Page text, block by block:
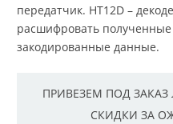
передатчик. HT12D –
расшифровать
закодированные данные.
ПРИВЕЗЕМ ПОД
СКИДКИ ЗА